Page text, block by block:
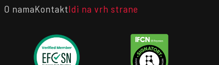
O namaKontaktIdi na vrh strane